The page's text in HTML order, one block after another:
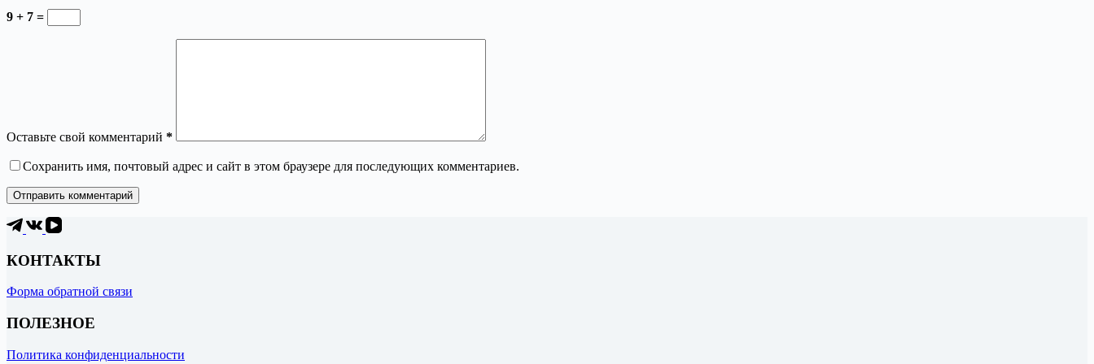
9 + 7 =
Оставьте свой комментарий *
Сохранить имя, почтовый адрес и сайт в этом браузере для последующих комментариев.
Отправить комментарий
КОНТАКТЫ
Форма обратной связи
ПОЛЕЗНОЕ
Политика конфиденциальности